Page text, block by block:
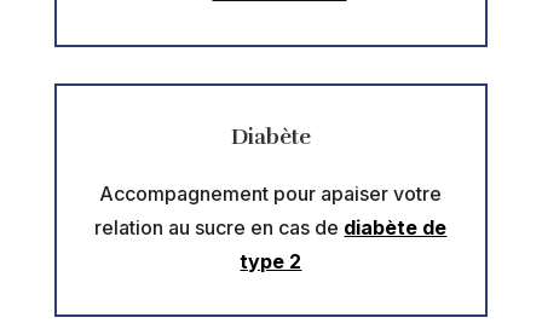
Diabète
Accompagnement pour apaiser votre
relation au sucre en cas de diabète de
type 2